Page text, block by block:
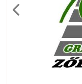
Previous